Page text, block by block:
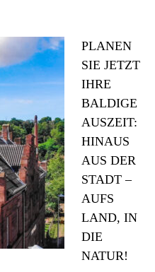
PLANEN
SIE JETZT
IHRE
BALDIGE
AUSZEIT:
HINAUS
AUS DER
STADT –
AUFS
LAND, IN
DIE
NATUR!